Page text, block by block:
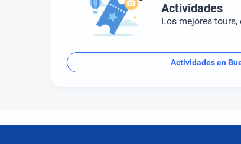
Actividades
Los mejores
Actividades en